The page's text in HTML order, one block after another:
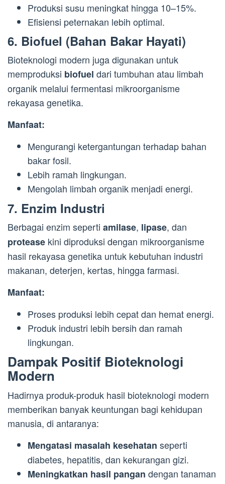
Produksi susu meningkat hingga 10–15%.
Efisiensi peternakan lebih optimal.
6. Biofuel (Bahan Bakar Hayati)
Bioteknologi modern juga digunakan untuk
memproduksi biofuel dari tumbuhan atau limbah
organik melalui fermentasi mikroorganisme
rekayasa genetika.
Manfaat:
Mengurangi ketergantungan terhadap bahan
bakar fosil.
Lebih ramah lingkungan.
Mengolah limbah organik menjadi energi.
7. Enzim Industri
Berbagai enzim seperti amilase, lipase, dan
protease kini diproduksi dengan mikroorganisme
hasil rekayasa genetika untuk kebutuhan industri
makanan, deterjen, kertas, hingga farmasi.
Manfaat:
Proses produksi lebih cepat dan hemat energi.
Produk industri lebih bersih dan ramah
lingkungan.
Dampak Positif Bioteknologi
Modern
Hadirnya produk-produk hasil bioteknologi modern
memberikan banyak keuntungan bagi kehidupan
manusia, di antaranya:
Mengatasi masalah kesehatan seperti
diabetes, hepatitis, dan kekurangan gizi.
Meningkatkan hasil pangan dengan tanaman